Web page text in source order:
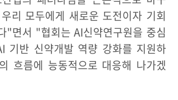
리 모두에게 새로운 도전이자 기회
"면서 "협회는 AI신약연구원을 중심
기반 신약개발 역량 강화를 지원하
흐름에 능동적으로 대응해 나가겠